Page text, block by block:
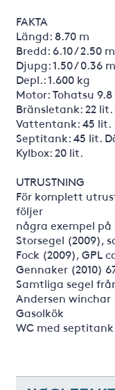
FAKTA
Längd: 8.70 m
Bredd: 6.10 / 2.50 m
Djupg: 1.50 / 0.36 m
Depl.: 1.600 kg
Motor: Tohatsu
Bränsletank: 22 lit.
Vattentank: 45 lit.
Septitank: 45 lit.
Kylbox: 20 lit.
UTRUSTNING
För komplett
följer
några exempel
Storsegel (2009),
Fock (2009), GPL
Gennaker (2010)
Samtliga segel
Andersen winchar
Gasolkök
WC med